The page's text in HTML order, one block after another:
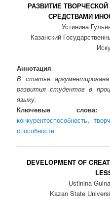
РАЗВИТИЕ
СРЕДСТВАМИ
Устинина
Казанский
Аннотация
В статье
развития студентов в
языку.
Ключевые слова:
конкурентоспособность,
способности
DEVELOPMENT OF
Ustinina
Kazan State